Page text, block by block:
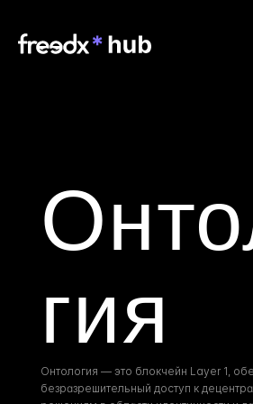
гия
Онтология — это блокчейн Layer 1,
безразрешительный доступ к